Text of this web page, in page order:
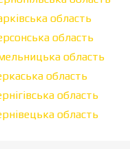
область
область
область
область
область
область